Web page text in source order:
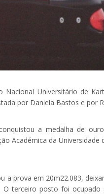
Universitário de
por Daniela Bastos e por
a medalha de
Académica da Universidade
a prova em 20m22.083,
terceiro posto foi ocupado